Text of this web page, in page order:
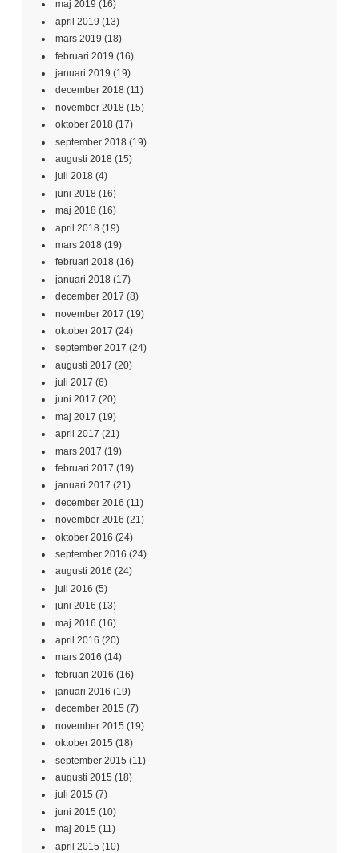
maj 2019 (16)
april 2019 (13)
mars 2019 (18)
februari 2019 (16)
januari 2019 (19)
december 2018 (11)
november 2018 (15)
oktober 2018 (17)
september 2018 (19)
augusti 2018 (15)
juli 2018 (4)
juni 2018 (16)
maj 2018 (16)
april 2018 (19)
mars 2018 (19)
februari 2018 (16)
januari 2018 (17)
december 2017 (8)
november 2017 (19)
oktober 2017 (24)
september 2017 (24)
augusti 2017 (20)
juli 2017 (6)
juni 2017 (20)
maj 2017 (19)
april 2017 (21)
mars 2017 (19)
februari 2017 (19)
januari 2017 (21)
december 2016 (11)
november 2016 (21)
oktober 2016 (24)
september 2016 (24)
augusti 2016 (24)
juli 2016 (5)
juni 2016 (13)
maj 2016 (16)
april 2016 (20)
mars 2016 (14)
februari 2016 (16)
januari 2016 (19)
december 2015 (7)
november 2015 (19)
oktober 2015 (18)
september 2015 (11)
augusti 2015 (18)
juli 2015 (7)
juni 2015 (10)
maj 2015 (11)
april 2015 (10)